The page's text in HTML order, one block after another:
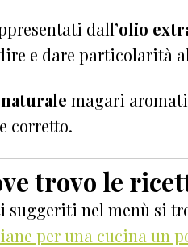
dall’olio
e dare particolarità
magari
corretto.
trovo le
suggeriti nel menù si
per una cucina un